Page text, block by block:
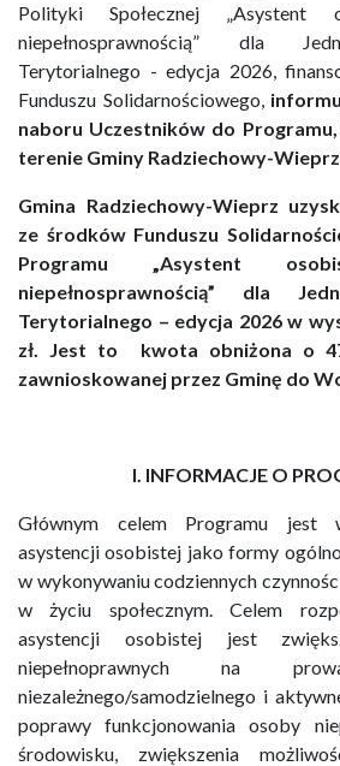
Polityki Społecznej
niepełnosprawnością” dla
Terytorialnego - edycja 2026,
Funduszu Solidarnościowego,
naboru Uczestników do Programu,
terenie Gminy Radziechowy-
Gmina Radziechowy-Wieprz
ze środków Funduszu
Programu „Asystent
niepełnosprawnością” dla
Terytorialnego – edycja 2026 w
zł. Jest to kwota obniżona o
zawnioskowanej przez Gminę do
I. INFORMACJE O
Głównym celem Programu jest
asystencji osobistej jako formy
w wykonywaniu codziennych
w życiu społecznym. Celem
asystencji osobistej jest
niepełnoprawnych na
niezależnego/samodzielnego i
poprawy funkcjonowania osoby
środowisku, zwiększenia